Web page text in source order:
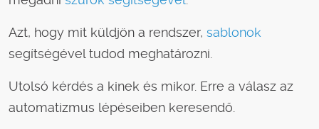
Azt, hogy mit küldjön a rendszer, sablonok
segítségével tudod meghatározni.
Utolsó kérdés a kinek és mikor. Erre a válasz az
automatizmus lépéseiben keresendő.